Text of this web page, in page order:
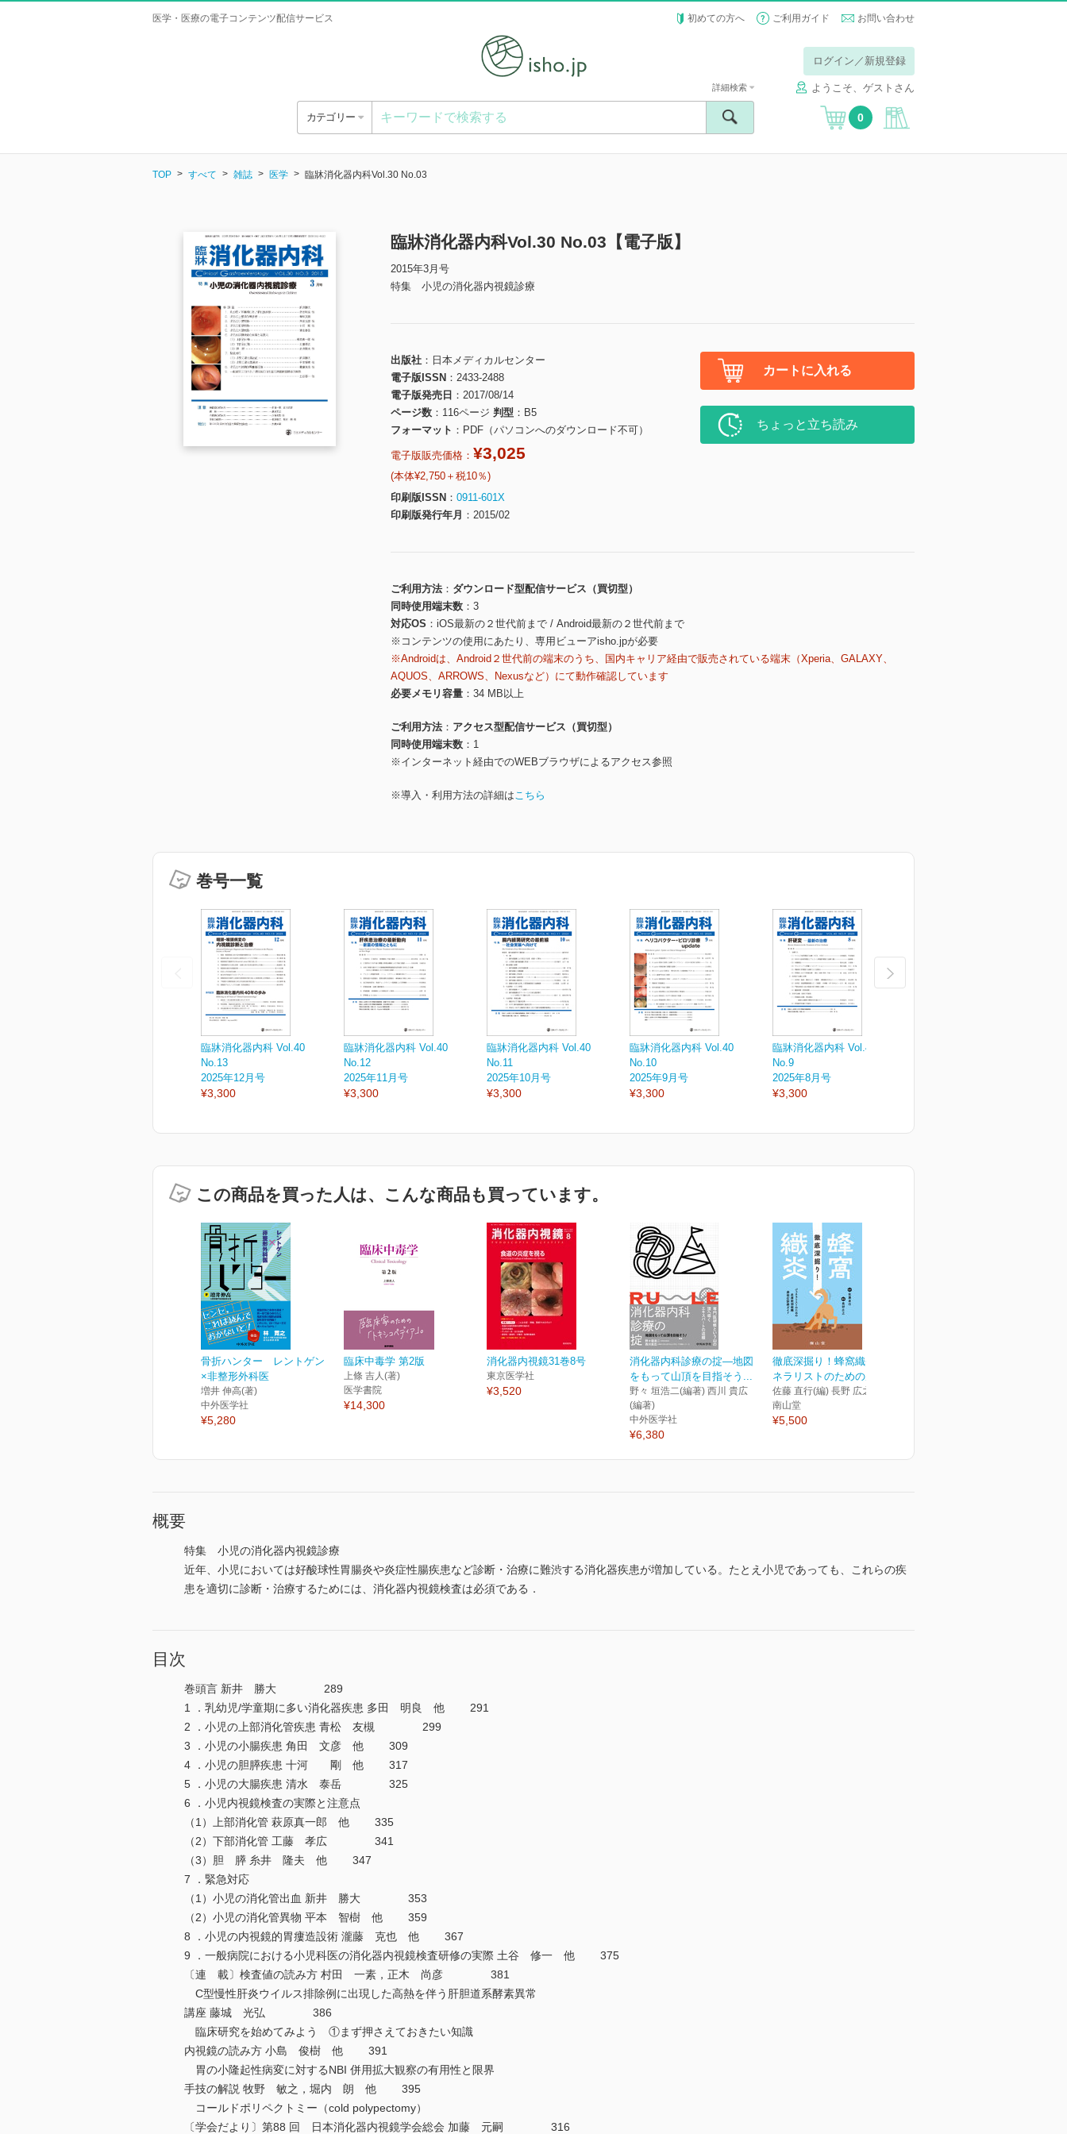
医学・医療の電子コンテンツ配信サービス 初めての方へ ご利用ガイド お問い合わせ
ログイン／新規登録
ようこそ、ゲストさん
カテゴリー
詳細検索
0
TOP すべて 雑誌 医学 臨牀消化器内科Vol.30 No.03
臨牀消化器内科Vol.30 No.03【電子版】
2015年3月号
特集 小児の消化器内視鏡診療
出版社
日本メディカルセンター
電子版ISSN
2433-2488
電子版発売日
2017/08/14
ページ数
116ページ 判型
B5
フォーマット
PDF（パソコンへのダウンロード不可）
電子版販売価格： ¥3,025
(本体¥2,750＋税10％)
印刷版ISSN
0911-601X
印刷版発行年月
2015/02
カートに入れる
ちょっと立ち読み
ご利用方法
ダウンロード型配信サービス（買切型）
同時使用端末数
3
対応OS
iOS最新の２世代前まで / Android最新の２世代前まで
※コンテンツの使用にあたり、専用ビューアisho.jpが必要
※Androidは、Android２世代前の端末のうち、国内キャリア経由で販売されている端末（Xperia、GALAXY、
AQUOS、ARROWS、Nexusなど）にて動作確認しています
必要メモリ容量
34 MB以上
ご利用方法
アクセス型配信サービス（買切型）
同時使用端末数
1
※インターネット経由でのWEBブラウザによるアクセス参照
※導入・利用方法の詳細はこちら
巻号一覧
臨牀消化器内科 Vol.40
No.13
2025年12月号
¥3,300
臨牀消化器内科 Vol.40
No.12
2025年11月号
¥3,300
臨牀消化器内科 Vol.40
No.11
2025年10月号
¥3,300
臨牀消化器内科 Vol.40
No.10
2025年9月号
¥3,300
臨牀消化器内科 Vol.40
No.9
2025年8月号
¥3,300
この商品を買った人は、こんな商品も買っています。
骨折ハンター レントゲン
×非整形外科医
増井 伸高(著)
中外医学社
¥5,280
臨床中毒学 第2版
上條 吉人(著)
医学書院
¥14,300
消化器内視鏡31巻8号
東京医学社
¥3,520
消化器内科診療の掟―地図
をもって山頂を目指そう...
野々 垣浩二(編著) 西川 貴広
(編著)
中外医学社
¥6,380
徹底深掘り！蜂窩織炎 ジェ
ネラリストのための皮膚...
佐藤 直行(編) 長野 広之(編)
南山堂
¥5,500
概要
特集 小児の消化器内視鏡診療
近年、小児においては好酸球性胃腸炎や炎症性腸疾患など診断・治療に難渋する消化器疾患が増加している。たとえ小児であっても、これらの疾
患を適切に診断・治療するためには、消化器内視鏡検査は必須である．
目次
巻頭言 新井 勝大 289
1 ．乳幼児/学童期に多い消化器疾患 多田 明良 他 291
2 ．小児の上部消化管疾患 青松 友槻 299
3 ．小児の小腸疾患 角田 文彦 他 309
4 ．小児の胆膵疾患 十河 剛 他 317
5 ．小児の大腸疾患 清水 泰岳 325
6 ．小児内視鏡検査の実際と注意点
（1）上部消化管 萩原真一郎 他 335
（2）下部消化管 工藤 孝広 341
（3）胆 膵 糸井 隆夫 他 347
7 ．緊急対応
（1）小児の消化管出血 新井 勝大 353
（2）小児の消化管異物 平本 智樹 他 359
8 ．小児の内視鏡的胃瘻造設術 瀧藤 克也 他 367
9 ．一般病院における小児科医の消化器内視鏡検査研修の実際 土谷 修一 他 375
〔連 載〕検査値の読み方 村田 一素，正木 尚彦 381
C型慢性肝炎ウイルス排除例に出現した高熱を伴う肝胆道系酵素異常
講座 藤城 光弘 386
臨床研究を始めてみよう ①まず押さえておきたい知識
内視鏡の読み方 小島 俊樹 他 391
胃の小隆起性病変に対するNBI 併用拡大観察の有用性と限界
手技の解説 牧野 敏之，堀内 朗 他 395
コールドポリペクトミー（cold polypectomy）
〔学会だより〕第88 回 日本消化器内視鏡学会総会 加藤 元嗣 316